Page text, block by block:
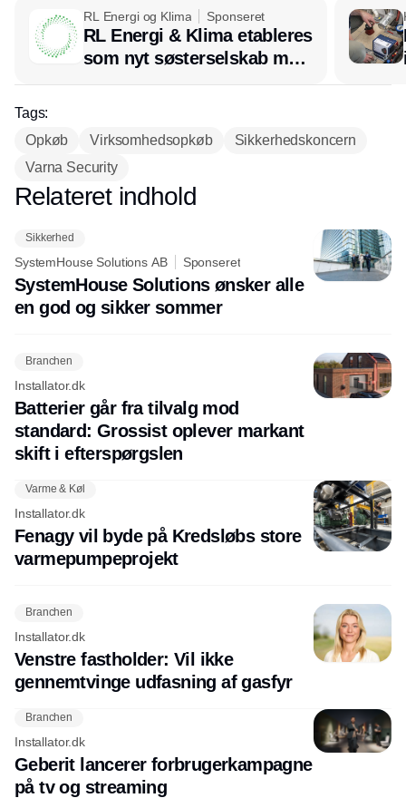
RL Energi og Klima Sponseret
RL Energi & Klima etableres
som nyt søsterselskab med
afsæt i RL Ventilation
Tags:
Opkøb
Virksomhedsopkøb
Sikkerhedskoncern
Varna Security
Annonce
Relateret indhold
Sikkerhed
SystemHouse Solutions AB Sponseret
SystemHouse Solutions ønsker alle
en god og sikker sommer
Branchen
Installator.dk
Batterier går fra tilvalg mod
standard: Grossist oplever markant
skift i efterspørgslen
Varme & Køl
Installator.dk
Fenagy vil byde på Kredsløbs store
varmepumpeprojekt
Branchen
Installator.dk
Venstre fastholder: Vil ikke
gennemtvinge udfasning af gasfyr
Branchen
Installator.dk
Geberit lancerer forbrugerkampagne
på tv og streaming